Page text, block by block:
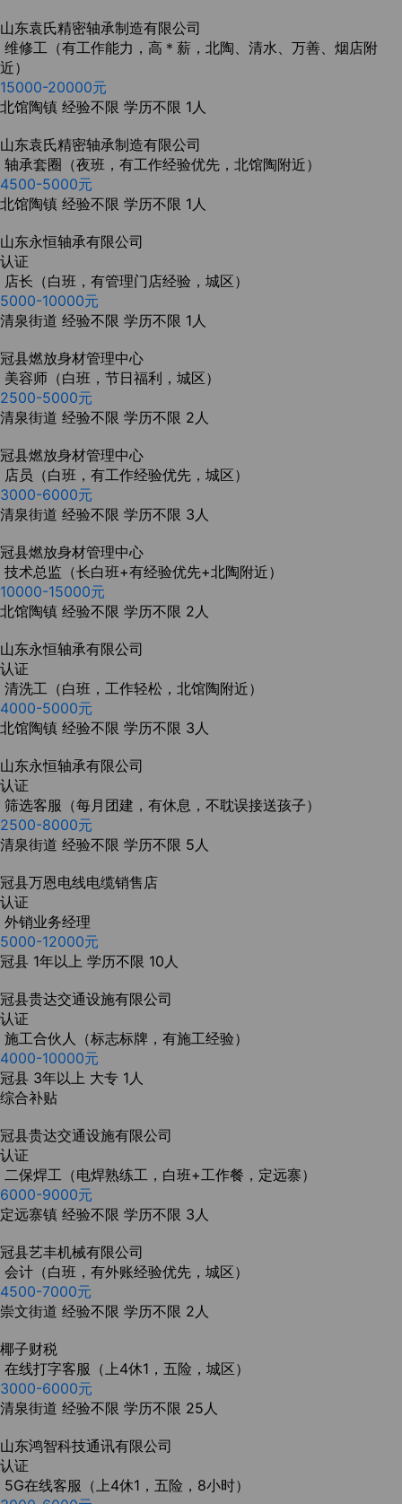
山东袁氏精密轴承制造有限公司
维修工（有工作能力，高＊薪，北陶、清水、万善、烟店附
近）
15000-20000元
北馆陶镇 经验不限 学历不限 1人
山东袁氏精密轴承制造有限公司
轴承套圈（夜班，有工作经验优先，北馆陶附近）
4500-5000元
北馆陶镇 经验不限 学历不限 1人
山东永恒轴承有限公司
认证
店长（白班，有管理门店经验，城区）
5000-10000元
清泉街道 经验不限 学历不限 1人
冠县燃放身材管理中心
美容师（白班，节日福利，城区）
2500-5000元
清泉街道 经验不限 学历不限 2人
冠县燃放身材管理中心
店员（白班，有工作经验优先，城区）
3000-6000元
清泉街道 经验不限 学历不限 3人
冠县燃放身材管理中心
技术总监（长白班+有经验优先+北陶附近）
10000-15000元
北馆陶镇 经验不限 学历不限 2人
山东永恒轴承有限公司
认证
清洗工（白班，工作轻松，北馆陶附近）
4000-5000元
北馆陶镇 经验不限 学历不限 3人
山东永恒轴承有限公司
认证
筛选客服（每月团建，有休息，不耽误接送孩子）
2500-8000元
清泉街道 经验不限 学历不限 5人
冠县万恩电线电缆销售店
认证
外销业务经理
5000-12000元
冠县 1年以上 学历不限 10人
冠县贵达交通设施有限公司
认证
施工合伙人（标志标牌，有施工经验）
4000-10000元
冠县 3年以上 大专 1人
综合补贴
冠县贵达交通设施有限公司
认证
二保焊工（电焊熟练工，白班+工作餐，定远寨）
6000-9000元
定远寨镇 经验不限 学历不限 3人
冠县艺丰机械有限公司
会计（白班，有外账经验优先，城区）
4500-7000元
崇文街道 经验不限 学历不限 2人
椰子财税
在线打字客服（上4休1，五险，城区）
3000-6000元
清泉街道 经验不限 学历不限 25人
山东鸿智科技通讯有限公司
认证
5G在线客服（上4休1，五险，8小时）